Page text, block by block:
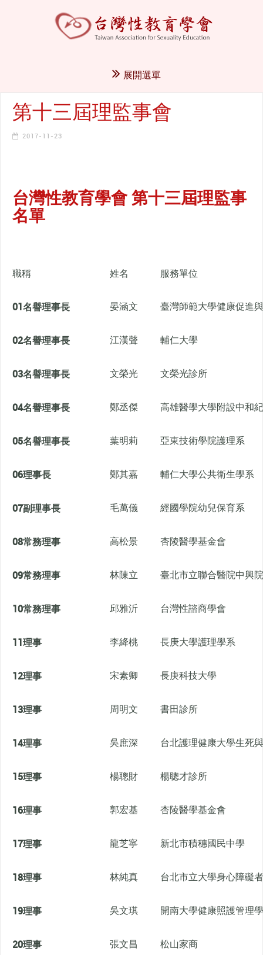
展開選單
第十三屆理監事會
2017-11-23
台灣性教育學會 第十三屆理監事
名單
職稱 姓名 服務單位
01名譽理事長 晏涵文 臺灣師範大學健康促進
02名譽理事長 江漢聲 輔仁大學
03名譽理事長 文榮光 文榮光診所
04名譽理事長 鄭丞傑 高雄醫學大學附設中和
05名譽理事長 葉明莉 亞東技術學院護理系
06理事長 鄭其嘉 輔仁大學公共衛生學系
07副理事長 毛萬儀 經國學院幼兒保育系
08常務理事 高松景 杏陵醫學基金會
09常務理事 林陳立 臺北市立聯合醫院中興
10常務理事 邱雅沂 台灣性諮商學會
11理事 李絳桃 長庚大學護理學系
12理事 宋素卿 長庚科技大學
13理事 周明文 書田診所
14理事 吳庶深 台北護理健康大學生死
15理事 楊聰財 楊聰才診所
16理事 郭宏基 杏陵醫學基金會
17理事 龍芝寧 新北市積穗國民中學
18理事 林純真 台北市立大學身心障礙
19理事 吳文琪 開南大學健康照護管理
20理事 張文昌 松山家商